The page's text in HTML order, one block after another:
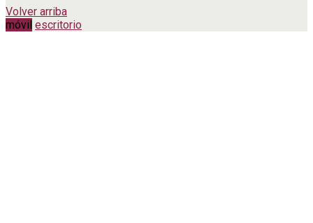
Volver arriba
móvil escritorio